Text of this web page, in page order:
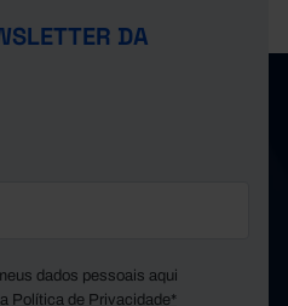
DA
dados pessoais aqui
Política de Privacidade*